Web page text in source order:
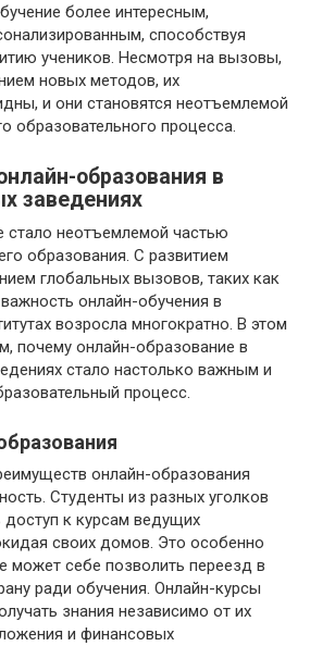
более интересным,
способствуя
учеников. Несмотря на вызовы,
новых методов, их
и они становятся неотъемлемой
образовательного процесса.
образования в
заведениях
стало неотъемлемой частью
образования. С развитием
глобальных вызовов, таких как
онлайн-обучения в
возросла многократно. В этом
почему онлайн-образование в
стало настолько важным и
процесс.
онлайн-образования
Студенты из разных уголков
доступ к курсам ведущих
своих домов. Это особенно
может себе позволить переезд в
ради обучения. Онлайн-курсы
знания независимо от их
и финансовых